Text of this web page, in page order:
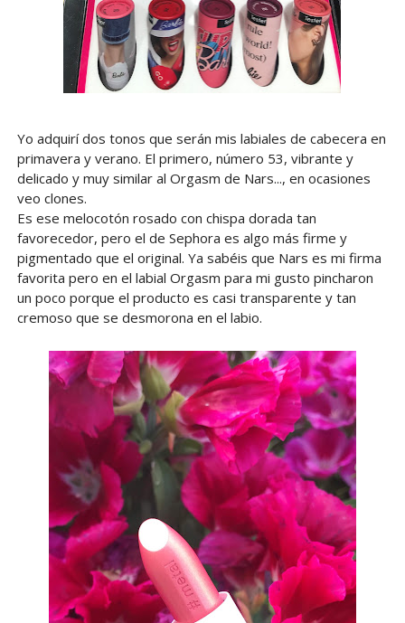
Yo adquirí dos tonos que serán mis labiales de cabecera en
primavera y verano. El primero, número 53, vibrante y
delicado y muy similar al Orgasm de Nars..., en ocasiones
veo clones.
Es ese melocotón rosado con chispa dorada tan
favorecedor, pero el de Sephora es algo más firme y
pigmentado que el original. Ya sabéis que Nars es mi firma
favorita pero en el labial Orgasm para mi gusto pincharon
un poco porque el producto es casi transparente y tan
cremoso que se desmorona en el labio.